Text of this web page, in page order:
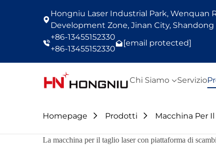
Hongniu Laser Industrial Park, Wenquan
Development Zone, Jinan City, Shandong
+86-13455152330
+86-13455152330
[email protected]
Chi Siamo Servizio
Homepage Prodotti Macchina Per
La macchina per il taglio laser con piattaforma di